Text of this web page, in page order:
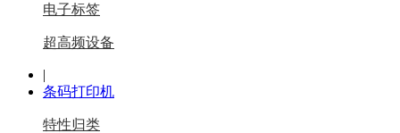
电子标签
超高频设备
|
条码打印机
特性归类